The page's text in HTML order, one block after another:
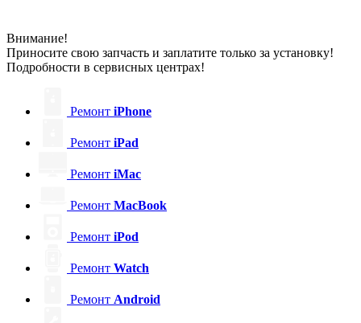
Внимание!
Приносите свою запчасть и заплатите только за установку!
Подробности в сервисных центрах!
Ремонт iPhone
Ремонт iPad
Ремонт iMac
Ремонт MacBook
Ремонт iPod
Ремонт Watch
Ремонт Android